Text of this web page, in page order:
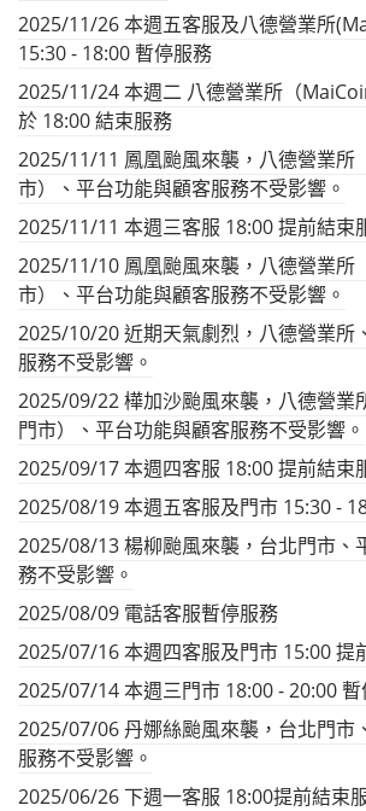
2025/11/26 本週五客服及八德營業所
15:30 - 18:00 暫停服務
2025/11/24 本週二 八德營業所（
於 18:00 結束服務
2025/11/11 鳳凰颱風來襲，八德營業所
市）、平台功能與顧客服務不受影響。
2025/11/11 本週三客服 18:00 提前結束
2025/11/10 鳳凰颱風來襲，八德營業所
市）、平台功能與顧客服務不受影響。
2025/10/20 近期天氣劇烈，八德營業所
服務不受影響。
2025/09/22 樺加沙颱風來襲，八德營業
門市）、平台功能與顧客服務不受影響。
2025/09/17 本週四客服 18:00 提前結束
2025/08/19 本週五客服及門市 15:30 -
2025/08/13 楊柳颱風來襲，台北門市、
務不受影響。
2025/08/09 電話客服暫停服務
2025/07/16 本週四客服及門市 15:00 提
2025/07/14 本週三門市 18:00 - 20:00
2025/07/06 丹娜絲颱風來襲，台北門市
服務不受影響。
2025/06/26 下週一客服 18:00提前結束